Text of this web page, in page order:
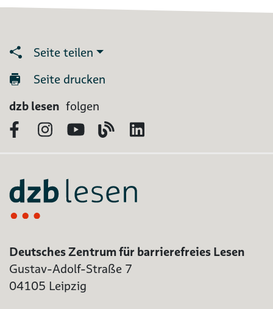
Seite teilen
Seite drucken
dzb lesen folgen
FacebookInstagram
YouTubeBlog
Deutsches Zentrum für barrierefreies Lesen
Gustav-Adolf-Straße 7
04105 Leipzig